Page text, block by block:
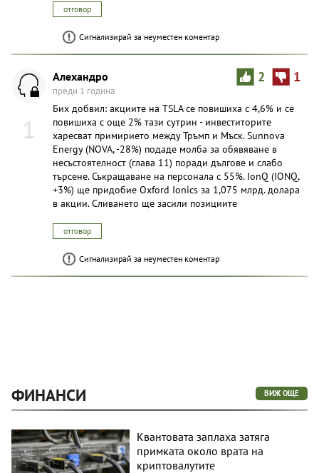
отговор
Сигнализирай за неуместен коментар
1
2 1
Алехандро
преди 1 година
Бих добвил: акциите на TSLA се повишиха с 4,6% и се
повишиха с още 2% тази сутрин - инвеститорите
харесват примирието между Тръмп и Мъск. Sunnova
Energy (NOVA, -28%) подаде молба за обявяване в
несъстоятелност (глава 11) поради дългове и слабо
търсене. Съкращаване на персонала с 55%. IonQ (IONQ,
+3%) ще придобие Oxford Ionics за 1,075 млрд. долара
в акции. Сливането ще засили позициите
отговор
Сигнализирай за неуместен коментар
ФИНАНСИ ВИЖ ОЩЕ
Квантовата заплаха затяга
примката около врата на
криптовалутите